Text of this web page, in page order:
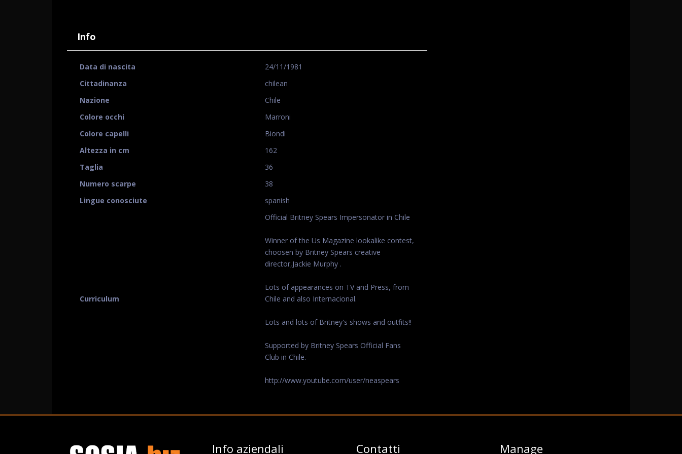
Info
Data di nascita
24/11/1981
Cittadinanza
chilean
Nazione
Chile
Colore occhi
Marroni
Colore capelli
Biondi
Altezza in cm
162
Taglia
36
Numero scarpe
38
Lingue conosciute
spanish
Curriculum
Official Britney Spears Impersonator in Chile
Winner of the Us Magazine lookalike contest,
choosen by Britney Spears creative
director,Jackie Murphy .
Lots of appearances on TV and Press, from
Chile and also Internacional.
Lots and lots of Britney's shows and outfits!!
Supported by Britney Spears Official Fans
Club in Chile.
http://www.youtube.com/user/neaspears
Info aziendali Contatti Manage